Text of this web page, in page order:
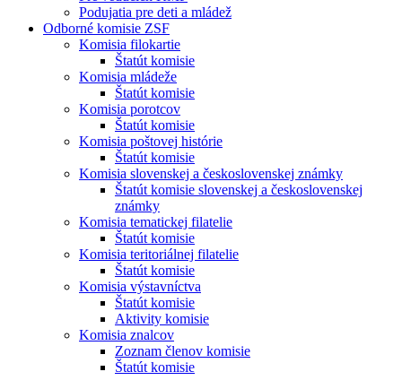
Podujatia pre deti a mládež
Odborné komisie ZSF
Komisia filokartie
Štatút komisie
Komisia mládeže
Štatút komisie
Komisia porotcov
Štatút komisie
Komisia poštovej histórie
Štatút komisie
Komisia slovenskej a československej známky
Štatút komisie slovenskej a československej
známky
Komisia tematickej filatelie
Štatút komisie
Komisia teritoriálnej filatelie
Štatút komisie
Komisia výstavníctva
Štatút komisie
Aktivity komisie
Komisia znalcov
Zoznam členov komisie
Štatút komisie